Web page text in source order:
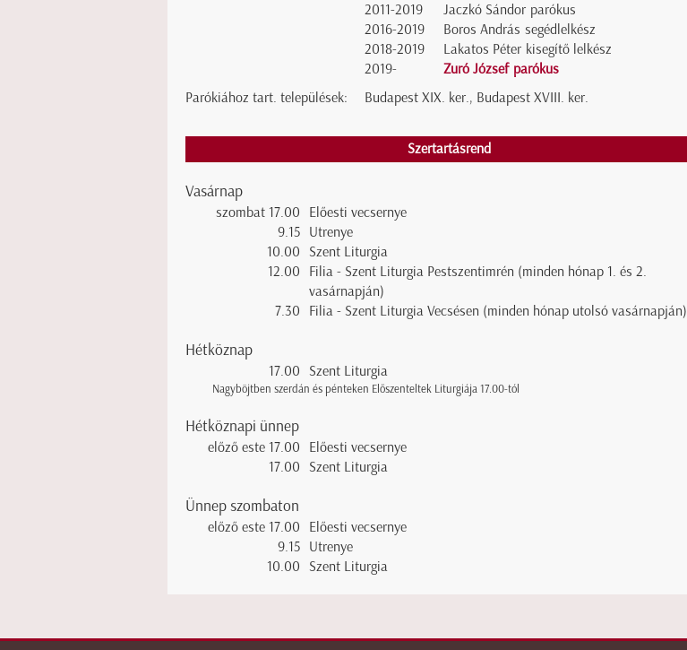
2011-2019
Jaczkó Sándor parókus
2016-2019
Boros András segédlelkész
2018-2019
Lakatos Péter kisegítő lelkész
2019-
Zuró József parókus
Parókiához tart. települések:
Budapest XIX. ker., Budapest XVIII. ker.
Szertartásrend
Vasárnap
szombat 17.00
Előesti vecsernye
9.15 Utrenye
10.00 Szent Liturgia
12.00
Filia - Szent Liturgia Pestszentimrén (minden hónap 1. és 2.
vasárnapján)
7.30
Filia - Szent Liturgia Vecsésen (minden hónap utolsó vasárnapján)
Hétköznap
17.00 Szent Liturgia
Nagyböjtben szerdán és pénteken Előszenteltek Liturgiája 17.00-tól
Hétköznapi ünnep
előző este 17.00
Előesti vecsernye
17.00 Szent Liturgia
Ünnep szombaton
előző este 17.00
Előesti vecsernye
9.15 Utrenye
10.00 Szent Liturgia